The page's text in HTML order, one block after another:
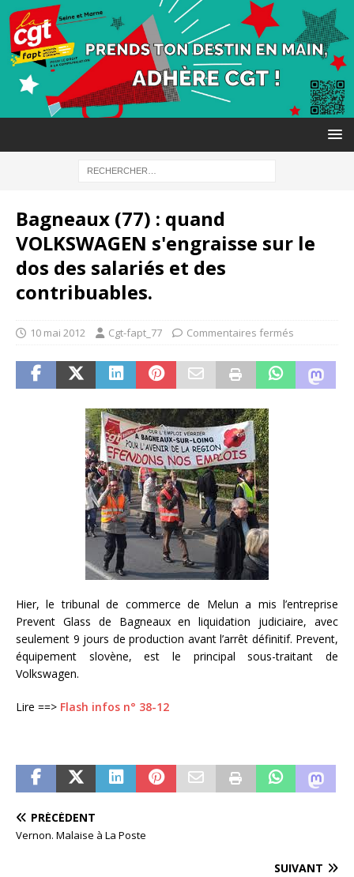
Bagneaux (77) : quand
VOLKSWAGEN s'engraisse sur le
dos des salariés et des
contribuables.
10 mai 2012 Cgt-fapt_77 Commentaires fermés
Hier, le tribunal de commerce de Melun a mis l’entreprise
Prevent Glass de Bagneaux en liquidation judiciaire, avec
seulement 9 jours de production avant l’arrêt définitif. Prevent,
équipement slovène, est le principal sous-traitant de
Volkswagen.
Lire ==> Flash infos n° 38-12
PRÉCÉDENT
Vernon. Malaise à La Poste
SUIVANT